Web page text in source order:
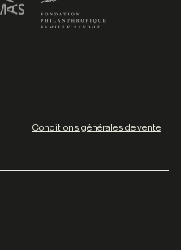
Conditions générales de vente